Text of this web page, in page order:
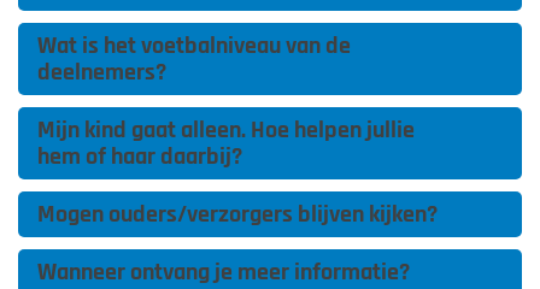
Wat is het voetbalniveau van de
deelnemers?
Mijn kind gaat alleen. Hoe helpen jullie
hem of haar daarbij?
Mogen ouders/verzorgers blijven kijken?
Wanneer ontvang je meer informatie?